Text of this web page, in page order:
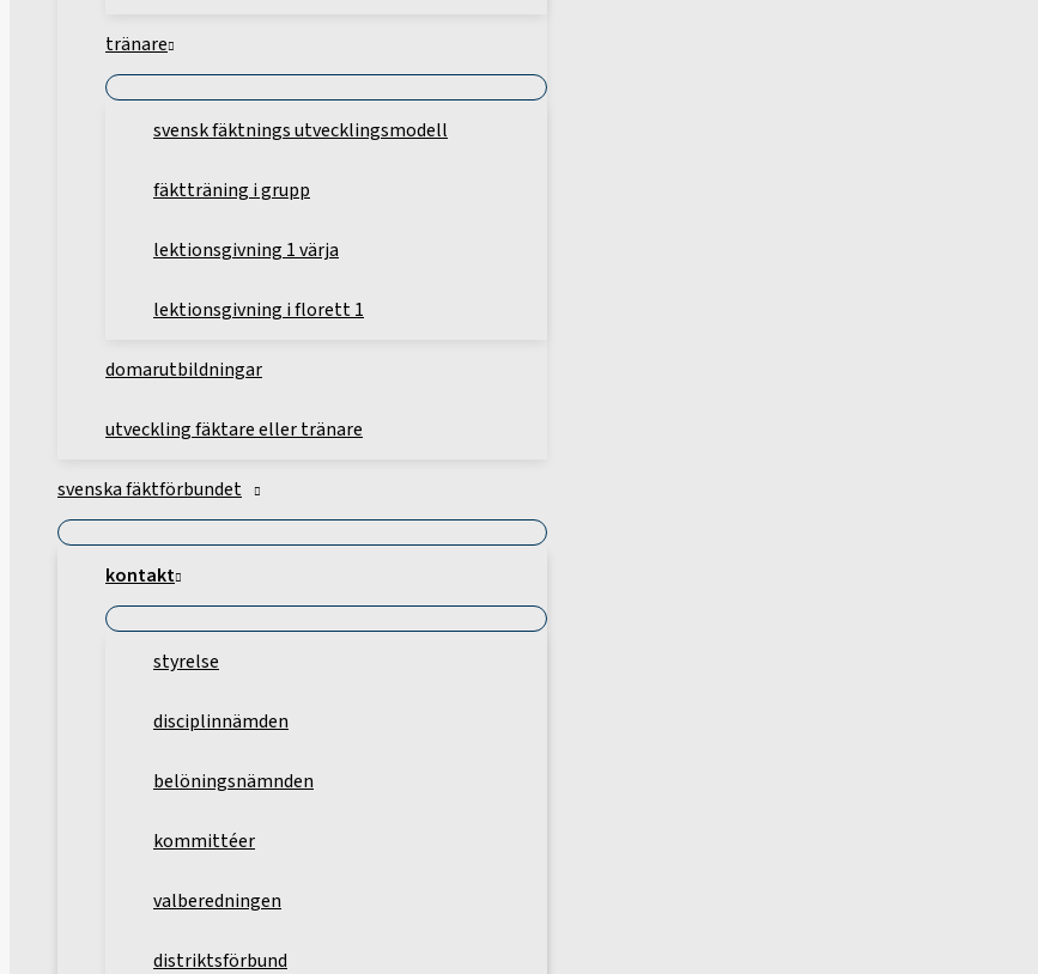
tränare
svensk fäktnings utvecklingsmodell
fäktträning i grupp
lektionsgivning 1 värja
lektionsgivning i florett 1
domarutbildningar
utveckling fäktare eller tränare
svenska fäktförbundet
kontakt
styrelse
disciplinnämden
belöningsnämnden
kommittéer
valberedningen
distriktsförbund